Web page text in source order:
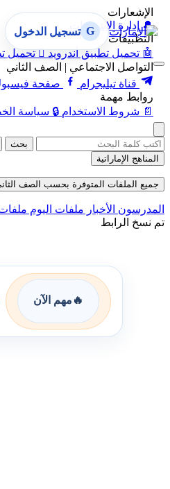
الإشعارات
🔔 إدارة الإشعارات
التطبيقات
🤖 تحميل تطبيق أندرويد  تحميل
التواصل الاجتماعي | الصف الثاني
قناة تيليجرام
صفحة
روابط مهمة
📄 شروط الاستخدام 🔒 سياسة
G تسجيل الدخول
بحث
المناهج الإماراتية
جميع الملفات المتوفرة بحسب الصف
المدرسون الأخبار ملفات اليوم
تم نسخ الرابط
🔥 مهم الآن